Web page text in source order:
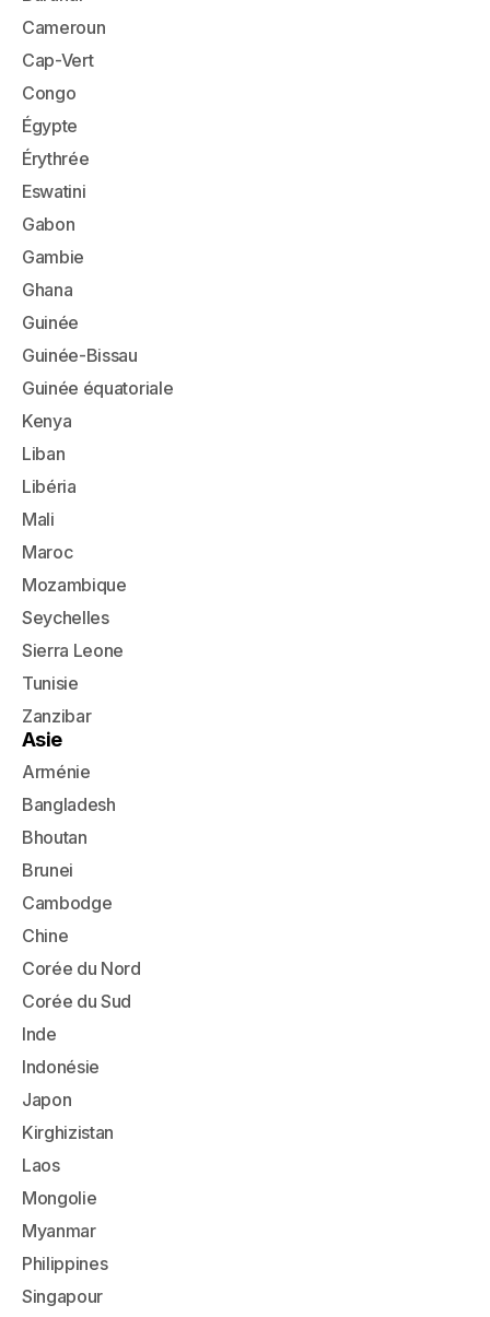
Cameroun
Cap-Vert
Congo
Égypte
Érythrée
Eswatini
Gabon
Gambie
Ghana
Guinée
Guinée-Bissau
Guinée équatoriale
Kenya
Liban
Libéria
Mali
Maroc
Mozambique
Seychelles
Sierra Leone
Tunisie
Zanzibar
Asie
Arménie
Bangladesh
Bhoutan
Brunei
Cambodge
Chine
Corée du Nord
Corée du Sud
Inde
Indonésie
Japon
Kirghizistan
Laos
Mongolie
Myanmar
Philippines
Singapour